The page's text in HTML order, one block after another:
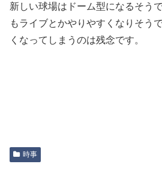
新しい球場はドーム型になるそう
もライブとかやりやすくなりそう
くなってしまうのは残念です。
時事